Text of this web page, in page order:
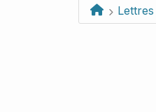
Lettres